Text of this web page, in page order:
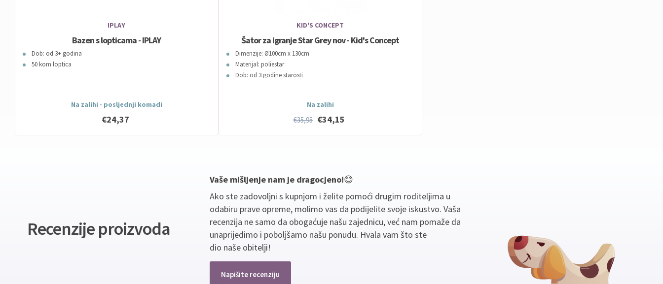
IPLAY
Bazen s lopticama - IPLAY
Dob: od 3+ godina
50 kom loptica
Na zalihi - posljednji komadi
€24,37
KID'S CONCEPT
Šator za igranje Star Grey nov - Kid's Concept
Dimenzije: Ø100cm x 130cm
Materijal: poliestar
Dob: od 3 godine starosti
Na zalihi
€35,95 €34,15
Recenzije proizvoda
Vaše mišljenje nam je dragocjeno!😊
Ako ste zadovoljni s kupnjom i želite pomoći drugim roditeljima u
odabiru prave opreme, molimo vas da podijelite svoje iskustvo. Vaša
recenzija ne samo da obogaćuje našu zajednicu, već nam pomaže da
unaprijedimo i poboljšamo našu ponudu. Hvala vam što ste
dio naše obitelji!
Napišite recenziju